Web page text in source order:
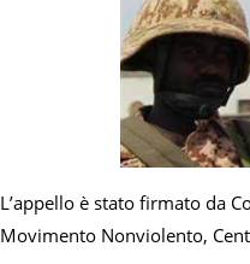
L’appello è stato firmato da
Movimento Nonviolento,